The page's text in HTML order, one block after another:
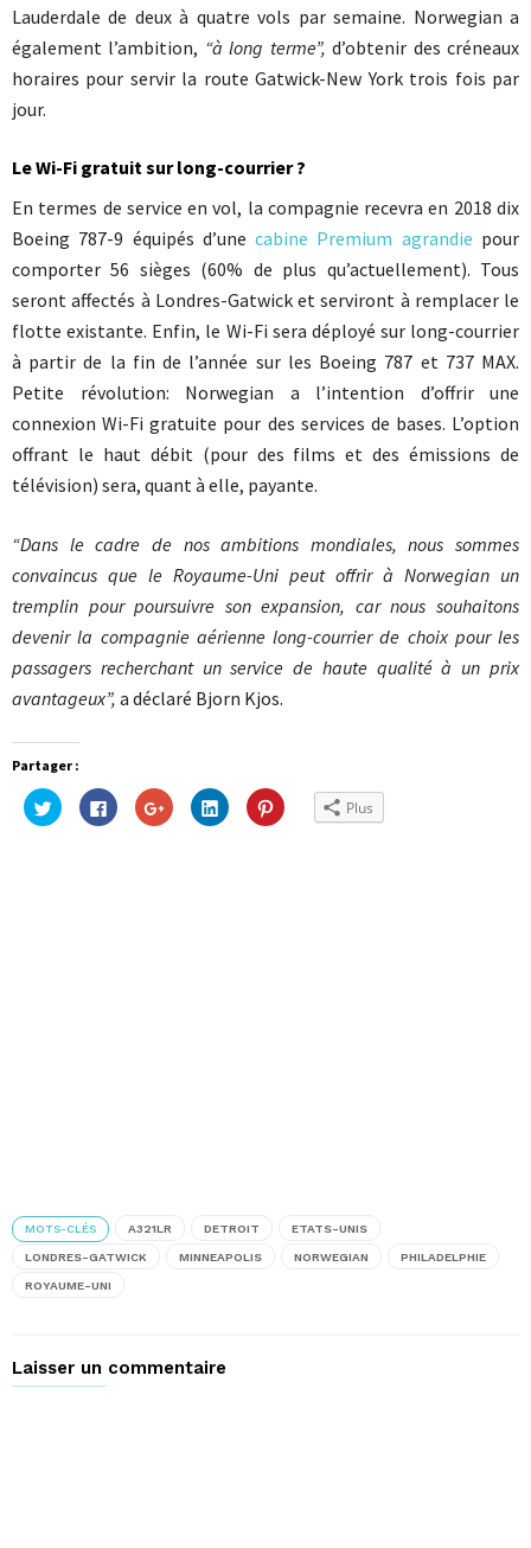
Lauderdale de deux à quatre vols par semaine. Norwegian a
également l’ambition, “à long terme”, d’obtenir des créneaux
horaires pour servir la route Gatwick-New York trois fois par
jour.
Le Wi-Fi gratuit sur long-courrier ?
En termes de service en vol, la compagnie recevra en 2018 dix
Boeing 787-9 équipés d’unecabine Premium agrandie pour
comporter 56 sièges (60% de plus qu’actuellement). Tous
seront affectés à Londres-Gatwick et serviront à remplacer le
flotte existante. Enfin, le Wi-Fi sera déployé sur long-courrier
à partir de la fin de l’année sur les Boeing 787 et 737 MAX.
Petite révolution: Norwegian a l’intention d’offrir une
connexion Wi-Fi gratuite pour des services de bases. L’option
offrant le haut débit (pour des films et des émissions de
télévision) sera, quant à elle, payante.
“Dans le cadre de nos ambitions mondiales, nous sommes
convaincus que le Royaume-Uni peut offrir à Norwegian un
tremplin pour poursuivre son expansion, car nous souhaitons
devenir la compagnie aérienne long-courrier de choix pour les
passagers recherchant un service de haute qualité à un prix
avantageux”, a déclaré Bjorn Kjos.
Partager :
Cliquez
pour
partager
Cliquez
pour
partager
Cliquez
pour
partager
Cliquez
pour
partager
Cliquez
pour Plus
MOTS-CLÉS A321LR DETROIT ETATS-UNIS
LONDRES-GATWICK MINNEAPOLIS NORWEGIAN PHILADELPHIE
ROYAUME-UNI
Laisser un commentaire